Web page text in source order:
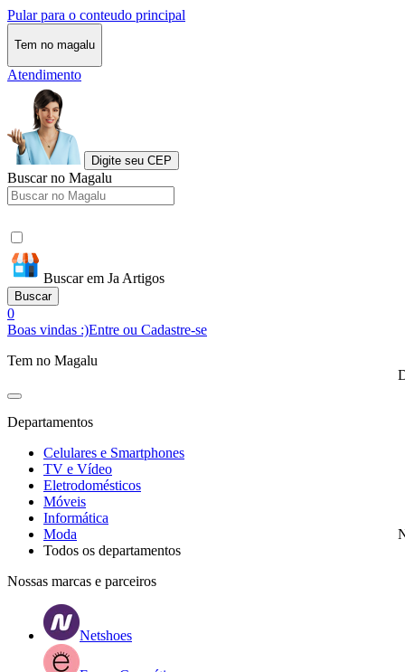
Pular para o conteudo principal
Tem no magalu
Atendimento
Digite seu CEP
Buscar no Magalu
Buscar em Ja Artigos
Buscar
0
Boas vindas :)Entre ou Cadastre-se
Tem no Magalu
Departamentos
Celulares e Smartphones
TV e Vídeo
Eletrodomésticos
Móveis
Informática
Moda
Todos os departamentos
Nossas marcas e parceiros
Netshoes